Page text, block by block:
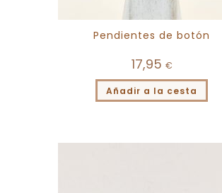
Pendientes de botón
17,95 €
Añadir a la cesta